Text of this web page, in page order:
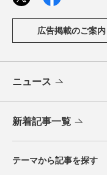
広告掲載のご案内
ニュース
新着記事一覧
テーマから記事を探す